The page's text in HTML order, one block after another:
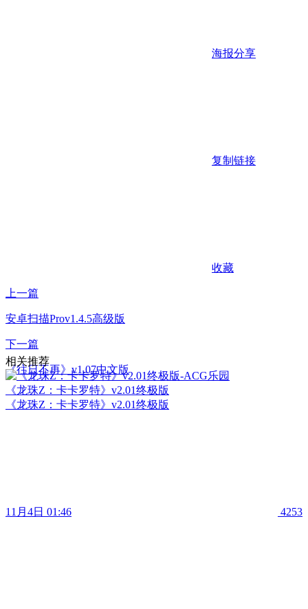
海报分享
复制链接
收藏
上一篇
安卓扫描Prov1.4.5高级版
下一篇
《往日不再》v1.07中文版
相关推荐
《龙珠Z：卡卡罗特》v2.01终极版
《龙珠Z：卡卡罗特》v2.01终极版
11月4日 01:46 4253